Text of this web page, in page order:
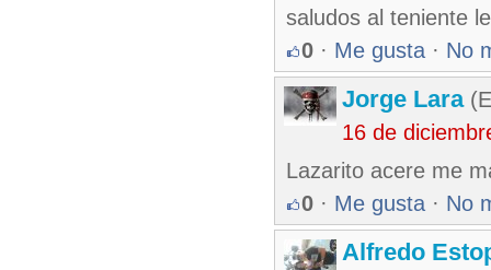
saludos al teniente
0 · Me gusta · No
Jorge Lara
16 de
Lazarito acere me
0 · Me gusta · No
Alfredo